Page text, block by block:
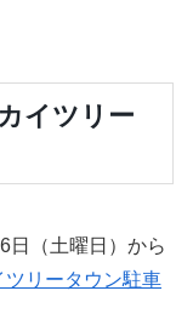
イツリー
日（土曜日）から
ツリータウン駐車